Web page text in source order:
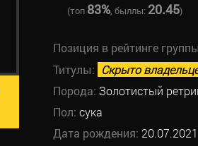
(топ 83%, быллы: 20.45)
Позиция в рейтинге
Титулы: Скрыто
Порода: Золотистый
Пол: сука
Дата рождения: 20.07.2021